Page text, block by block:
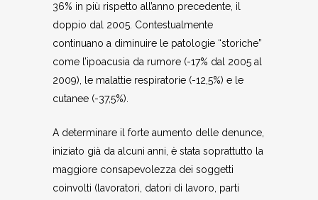
36% in più rispetto all’anno precedente, il
doppio dal 2005. Contestualmente
continuano a diminuire le patologie “storiche”
come l’ipoacusia da rumore (-17% dal 2005 al
2009), le malattie respiratorie (-12,5%) e le
cutanee (-37,5%).
A determinare il forte aumento delle denunce,
iniziato già da alcuni anni, è stata soprattutto la
maggiore consapevolezza dei soggetti
coinvolti (lavoratori, datori di lavoro, parti